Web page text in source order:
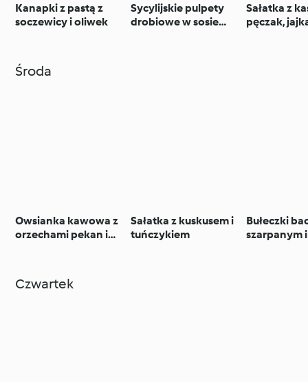
Kanapki z pastą z
soczewicy i oliwek
Sycylijskie pulpety
drobiowe w sosie
Sałatka z
pęczak,
Środa
Owsianka kawowa z
orzechami pekan i
Sałatka z kuskusem i
tuńczykiem
Bułeczki
szarpanym
Czwartek